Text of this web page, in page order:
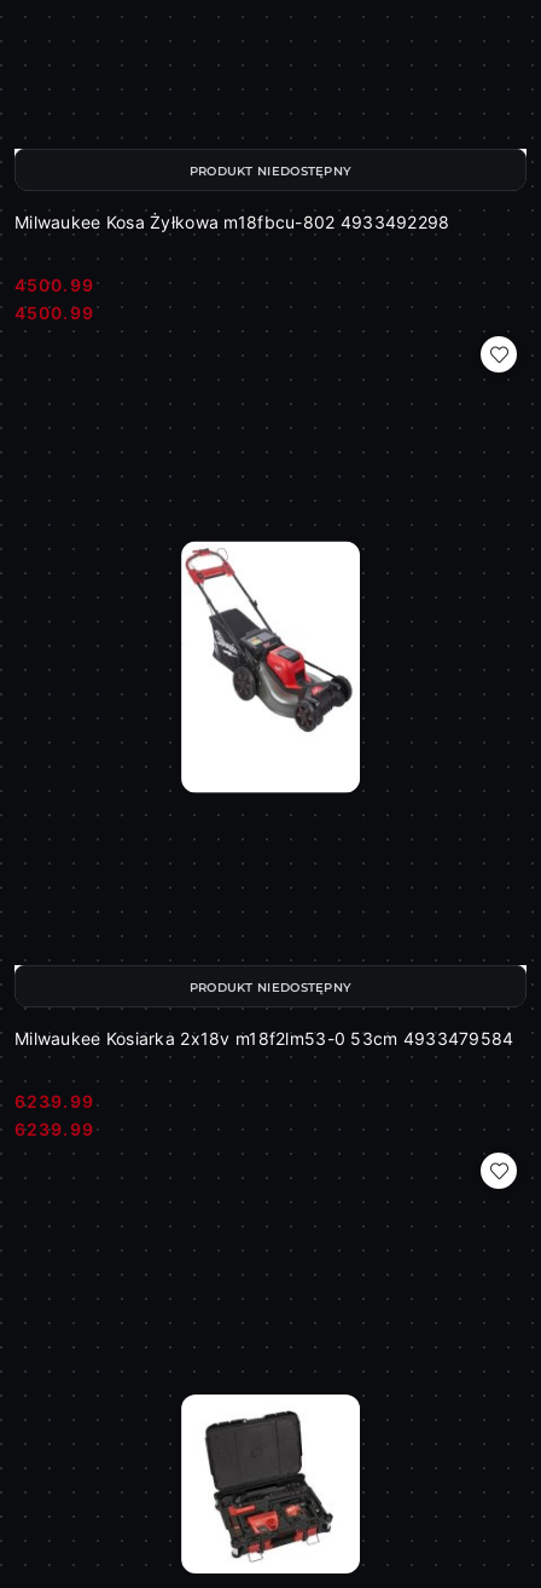
Milwaukee Kosa Żyłkowa m18fbcu-802 4933492298
Cena:
4500.99
Cena:
4500.99
PRODUKT NIEDOSTĘPNY
Milwaukee Kosiarka 2x18v m18f2lm53-0 53cm 4933479584
Cena:
6239.99
Cena:
6239.99
PRODUKT NIEDOSTĘPNY